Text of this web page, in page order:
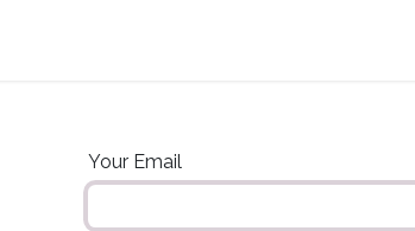
Your Email